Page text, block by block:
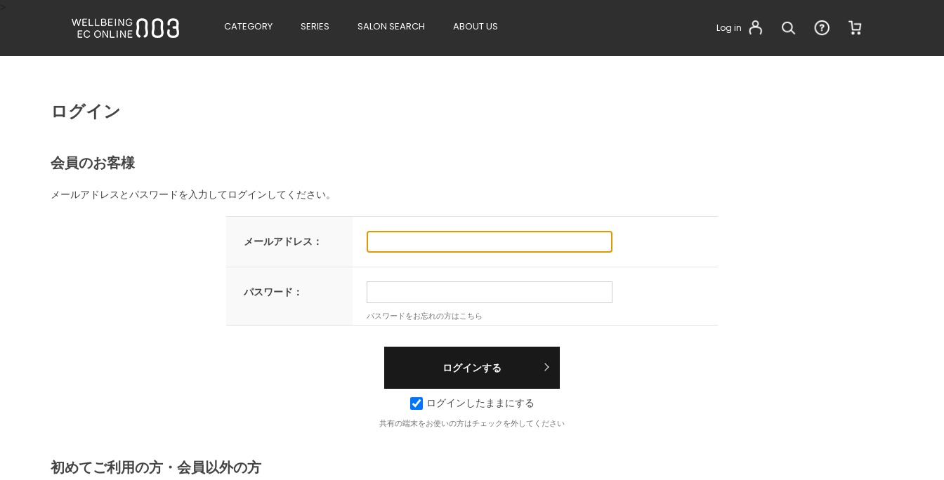
CATEGORY SERIES SALON SEARCH ABOUT US Log in
ログイン
会員のお客様
メールアドレスとパスワードを入力してログインしてください。
メールアドレス：
パスワード：
パスワードをお忘れの方はこちら
ログインしたままにする
共有の端末をお使いの方はチェックを外してください
初めてご利用の方・会員以外の方